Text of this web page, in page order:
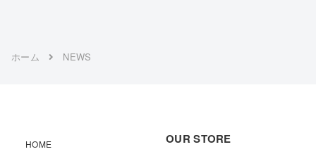
ホーム NEWS
HOME OUR STORE